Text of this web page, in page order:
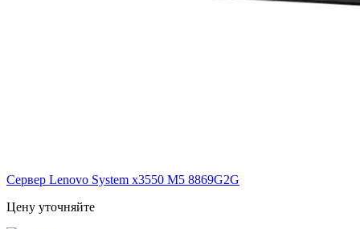
Сервер Lenovo System x3550 M5 8869G2G
Цену уточняйте